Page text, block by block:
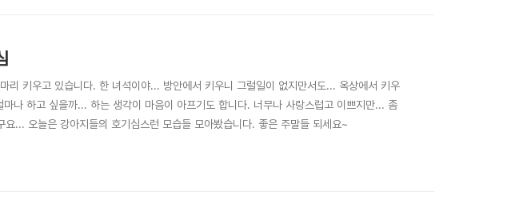
키우고 있습니다. 한 녀석이야... 방안에서 키우니 그럴일이 없지만서도... 옥상에서 키우
나 하고 싶을까... 하는 생각이 마음이 아프기도 합니다. 너무나 사랑스럽고 이쁘지만... 좀
... 오늘은 강아지들의 호기심스런 모습들 모아봤습니다. 좋은 주말들 되세요~